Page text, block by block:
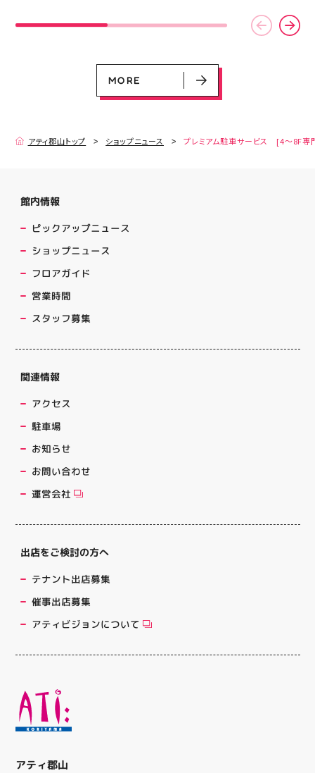
08.01（土）～08.31（月）
05.21（木）～09.27（日）
MORE
アティ郡山トップ ショップニュース プレミアム駐車サービス [4～8F専
アティ郡山
館内情報
ピックアップニュース
ショップニュース
フロアガイド
営業時間
スタッフ募集
関連情報
アクセス
駐車場
お知らせ
お問い合わせ
運営会社
出店をご検討の方へ
テナント出店募集
催事出店募集
アティビジョンについて